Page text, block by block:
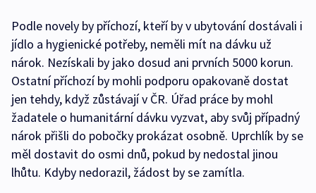
Podle novely by příchozí, kteří by v ubytování dostávali i
jídlo a hygienické potřeby, neměli mít na dávku už
nárok. Nezískali by jako dosud ani prvních 5000 korun.
Ostatní příchozí by mohli podporu opakovaně dostat
jen tehdy, když zůstávají v ČR. Úřad práce by mohl
žadatele o humanitární dávku vyzvat, aby svůj případný
nárok přišli do pobočky prokázat osobně. Uprchlík by se
měl dostavit do osmi dnů, pokud by nedostal jinou
lhůtu. Kdyby nedorazil, žádost by se zamítla.